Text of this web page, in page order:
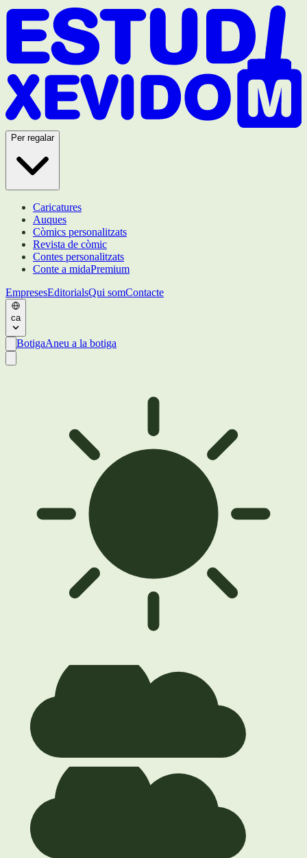
Per regalar
Caricatures
Auques
Còmics personalitzats
Revista de còmic
Contes personalitzats
Conte a midaPremium
EmpresesEditorialsQui somContacte
ca
BotigaAneu a la botiga